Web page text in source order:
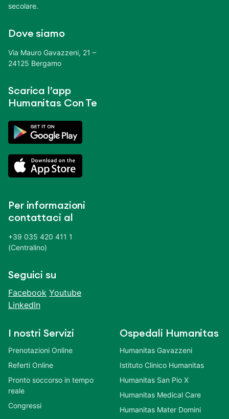
secolare.
Dove siamo
Via Mauro Gavazzeni, 21 –
24125 Bergamo
Scarica l’app
Humanitas Con Te
Per informazioni
contattaci al
+39 035 420 411 1
(Centralino)
Seguici su
Facebook Youtube
LinkedIn
I nostri Servizi
Prenotazioni Online
Referti Online
Pronto soccorso in tempo
reale
Congressi
Ospedali Humanitas
Humanitas Gavazzeni
Istituto Clinico Humanitas
Humanitas San Pio X
Humanitas Medical Care
Humanitas Mater Domini